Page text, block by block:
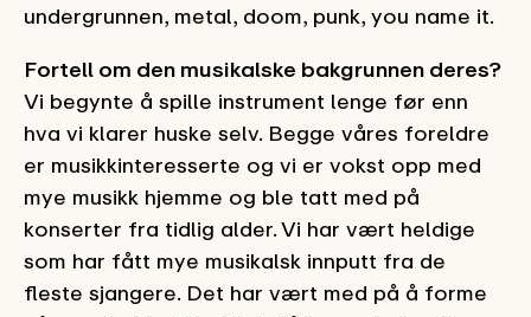
undergrunnen, metal, doom, punk, you name it.
Fortell om den musikalske bakgrunnen deres?
Vi begynte å spille instrument lenge før enn
hva vi klarer huske selv. Begge våres foreldre
er musikkinteresserte og vi er vokst opp med
mye musikk hjemme og ble tatt med på
konserter fra tidlig alder. Vi har vært heldige
som har fått mye musikalsk innputt fra de
fleste sjangere. Det har vært med på å forme